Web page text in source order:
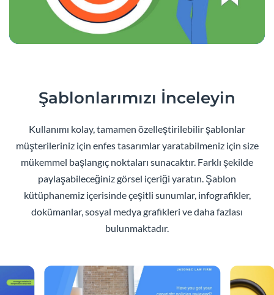
Şablonlarımızı İnceleyin
Kullanımı kolay, tamamen özelleştirilebilir şablonlar
müşterileriniz için enfes tasarımlar yaratabilmeniz için size
mükemmel başlangıç noktaları sunacaktır. Farklı şekilde
paylaşabileceğiniz görsel içeriği yaratın. Şablon
kütüphanemiz içerisinde çeşitli sunumlar, infografikler,
dokümanlar, sosyal medya grafikleri ve daha fazlası
bulunmaktadır.